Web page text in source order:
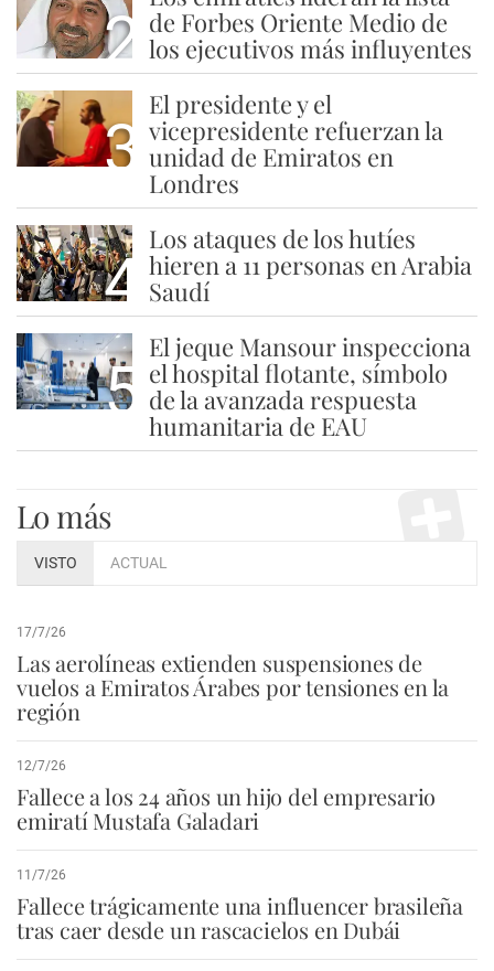
2 de Forbes Oriente Medio de
los ejecutivos más influyentes
3
El presidente y el
vicepresidente refuerzan la
unidad de Emiratos en
Londres
4
Los ataques de los hutíes
hieren a 11 personas en Arabia
Saudí
5
El jeque Mansour inspecciona
el hospital flotante, símbolo
de la avanzada respuesta
humanitaria de EAU
Lo más
VISTO ACTUAL
17/7/26
Las aerolíneas extienden suspensiones de
vuelos a Emiratos Árabes por tensiones en la
región
12/7/26
Fallece a los 24 años un hijo del empresario
emiratí Mustafa Galadari
11/7/26
Fallece trágicamente una influencer brasileña
tras caer desde un rascacielos en Dubái